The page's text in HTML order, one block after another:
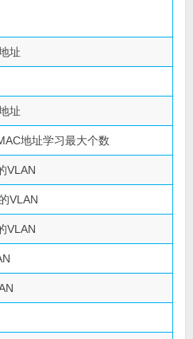
址
址
地址学习最大个数
VLAN
VLAN
VLAN